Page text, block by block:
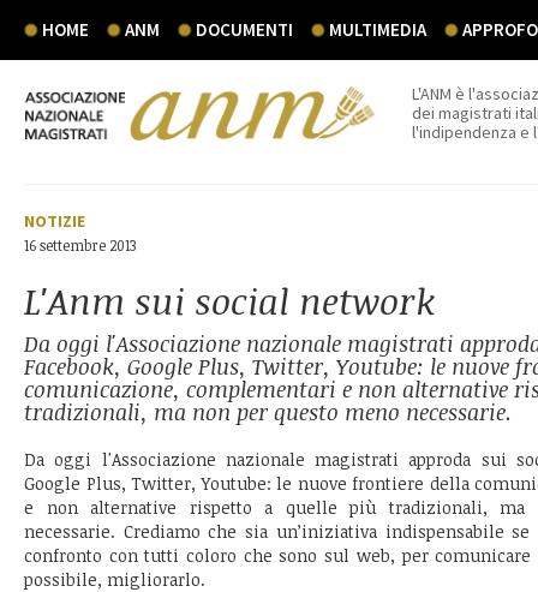
HOME ANM DOCUMENTI MULTIMEDIA
L'ANM è
dei magistrati
l'indipendenza e
NOTIZIE
16 settembre 2013
L'Anm sui social network
Da oggi l'Associazione nazionale magistrati
Facebook, Google Plus, Twitter, Youtube: le nuove
comunicazione, complementari e non alternative
tradizionali, ma non per questo meno necessarie.
Da oggi l'Associazione nazionale magistrati approda sui
Google Plus, Twitter, Youtube: le nuove frontiere della
e non alternative rispetto a quelle più tradizionali, ma
necessarie. Crediamo che sia un’iniziativa indispensabile
confronto con tutti coloro che sono sul web, per comunicare
possibile, migliorarlo.